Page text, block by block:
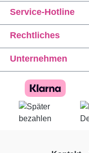
Service-Hotline
Rechtliches
Unternehmen